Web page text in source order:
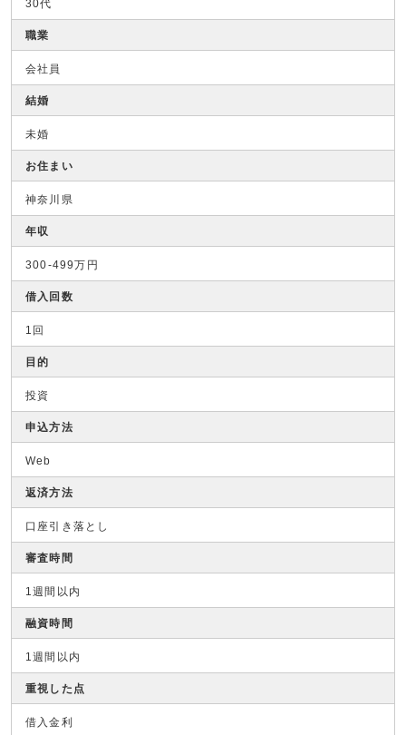
30代
職業
会社員
結婚
未婚
お住まい
神奈川県
年収
300-499万円
借入回数
1回
目的
投資
申込方法
Web
返済方法
口座引き落とし
審査時間
1週間以内
融資時間
1週間以内
重視した点
借入金利